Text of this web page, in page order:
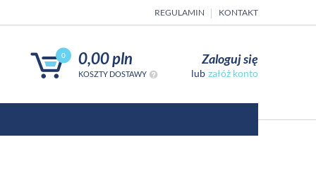
REGULAMIN KONTAKT
0 0,00 pln
KOSZTY DOSTAWY
Zaloguj się
załóż konto